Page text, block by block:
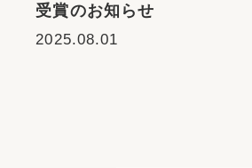
受賞のお知らせ
2025.08.01